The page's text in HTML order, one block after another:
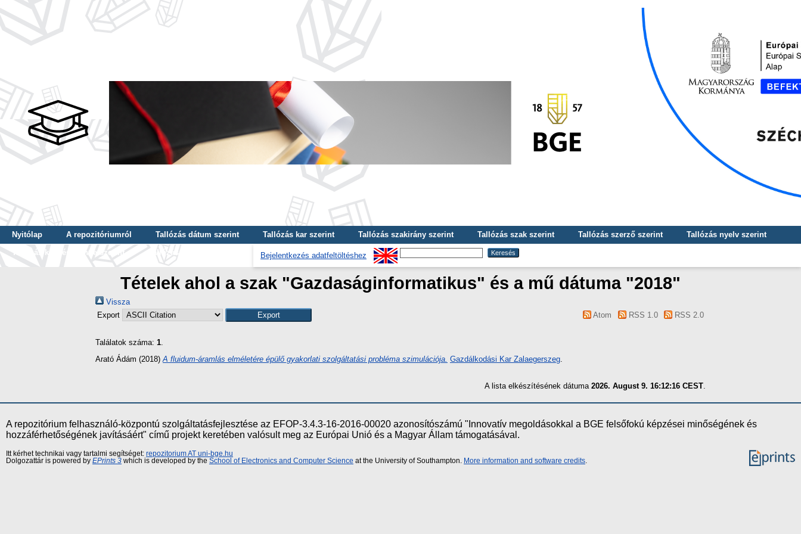
Nyitólap A repozitóriumról Tallózás dátum szerint Tallózás kar szerint Tallózás szakirány szerint Tallózás szak szerint Tallózás szerző szerint
Tallózás nyelv szerint
Tallózás képzés szintje szerint
Tallózás kulcsszó szerint Bejelentkezés adatfeltöltéshez
Tételek ahol a szak "Gazdaságinformatikus" és a mű dátuma "2018"
Vissza
Export
Atom RSS 1.0 RSS 2.0
Találatok száma: 1.
Arató Ádám (2018) A fluidum-áramlás elméletére épülő gyakorlati szolgáltatási probléma szimulációja. Gazdálkodási Kar Zalaegerszeg
A lista elkészítésének dátuma 2026. August 9. 16:12:16 CEST
A repozitórium felhasználó-központú szolgáltatásfejlesztése az EFOP-3.4.3-16-2016-00020 azonosítószámú "Innovatív megoldásokkal a BGE felsőfokú képzései minőségének és
hozzáférhetőségének javításáért" című projekt keretében valósult meg az Európai Unió és a Magyar Állam támogatásával.
Itt kérhet technikai vagy tartalmi segítséget: repozitorium AT uni-bge.hu
Dolgozattár is powered by EPrints 3 which is developed by the School of Electronics and Computer Science at the University of Southampton. More information and software credits